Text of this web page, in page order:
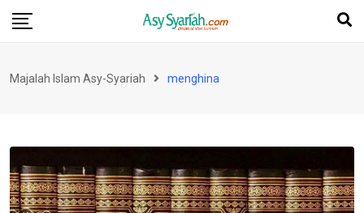
Skip
Majalah Islam Asy-Syariah menghina